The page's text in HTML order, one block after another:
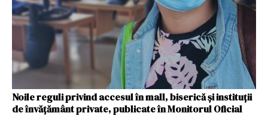
Noile reguli privind accesul în mall, biserică și instituții
de învățământ private, publicate în Monitorul Oficial